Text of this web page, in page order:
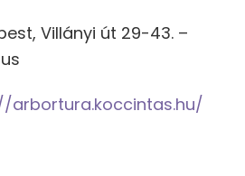
Villányi út 29-43. –
arbortura.koccintas.hu/